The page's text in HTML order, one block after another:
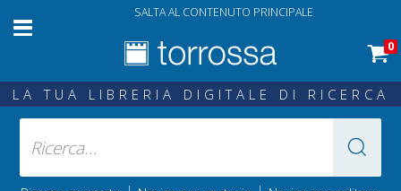
SALTA AL CONTENUTO PRINCIPALE
0
LA TUA LIBRERIA DIGITALE DI RICERCA